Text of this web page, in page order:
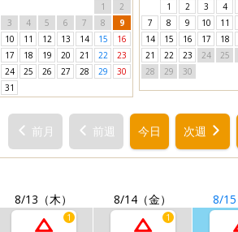
1
2
3
4 5 6 7 8
9
10
11 12 13 14 15
16
17
18 19 20 21 22
23
24
25 26 27 28 29
30
31
1
2 3 4
7
8 9 10 11
14
15 16 17 18
21
22 23 24 25
28
29 30
前月 前週 今日 次週
8/13 （木） 8/14（金） 8/15
1 1